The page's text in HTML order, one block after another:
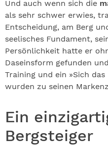
Und auch wenn sich die
als sehr schwer erwies,
Entscheidung, am Berg
seelisches Fundament,
Persönlichkeit hatte er
Daseinsform gefunden
Training und ein »Sich
wurden zu seinen
Ein
Bergsteiger